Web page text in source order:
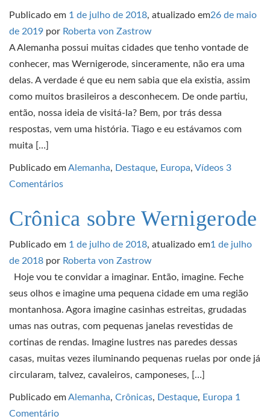
Publicado em 1 de julho de 2018, atualizado em26 de maio
de 2019 por Roberta von Zastrow
A Alemanha possui muitas cidades que tenho vontade de
conhecer, mas Wernigerode, sinceramente, não era uma
delas. A verdade é que eu nem sabia que ela existia, assim
como muitos brasileiros a desconhecem. De onde partiu,
então, nossa ideia de visitá-la? Bem, por trás dessa
respostas, vem uma história. Tiago e eu estávamos com
muita […]
Publicado emAlemanha, Destaque, Europa, Vídeos 3
Comentários
Crônica sobre Wernigerode
Publicado em 1 de julho de 2018, atualizado em1 de julho
de 2018 por Roberta von Zastrow
Hoje vou te convidar a imaginar. Então, imagine. Feche
seus olhos e imagine uma pequena cidade em uma região
montanhosa. Agora imagine casinhas estreitas, grudadas
umas nas outras, com pequenas janelas revestidas de
cortinas de rendas. Imagine lustres nas paredes dessas
casas, muitas vezes iluminando pequenas ruelas por onde já
circularam, talvez, cavaleiros, camponeses, […]
Publicado emAlemanha, Crônicas, Destaque, Europa 1
Comentário